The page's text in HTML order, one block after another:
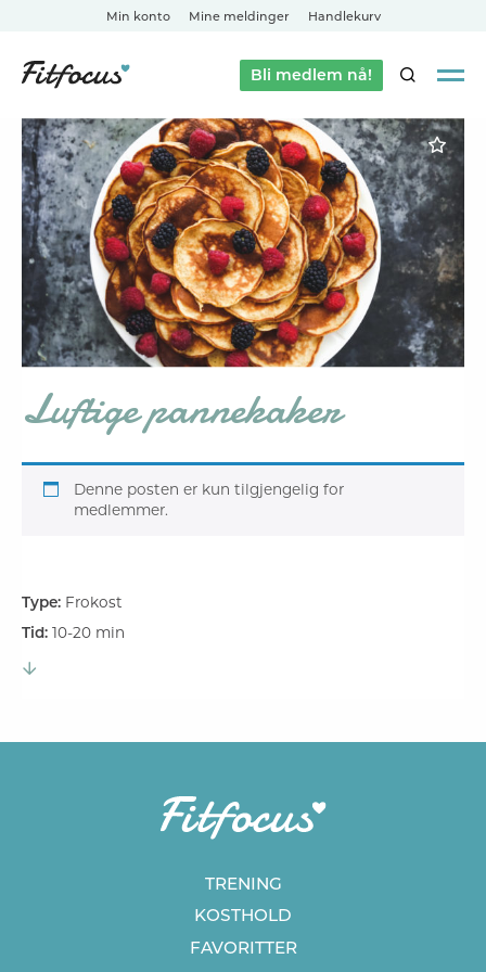
Min konto Mine meldinger Handlekurv
Bli medlem nå!SØK
Luftige pannekaker
Denne posten er kun tilgjengelig for
medlemmer.
Type: Frokost
Tid: 10-20 min
TRENING
KOSTHOLD
FAVORITTER